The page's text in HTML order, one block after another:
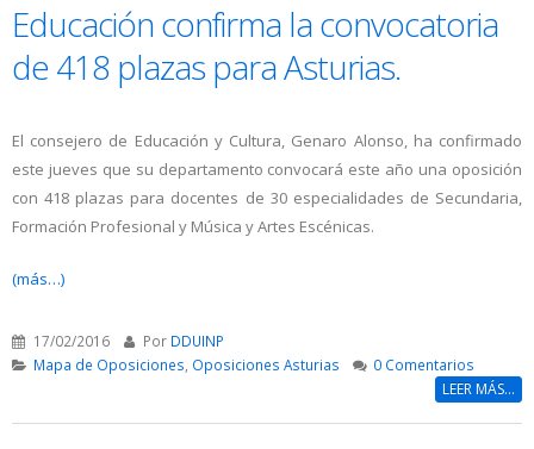
Educación confirma la convocatoria
de 418 plazas para Asturias.
El consejero de Educación y Cultura, Genaro Alonso, ha confirmado
este jueves que su departamento convocará este año una oposición
con 418 plazas para docentes de 30 especialidades de Secundaria,
Formación Profesional y Música y Artes Escénicas.
(más…)
17/02/2016 Por DDUINP
Mapa de Oposiciones, Oposiciones Asturias 0 Comentarios
LEER MÁS...